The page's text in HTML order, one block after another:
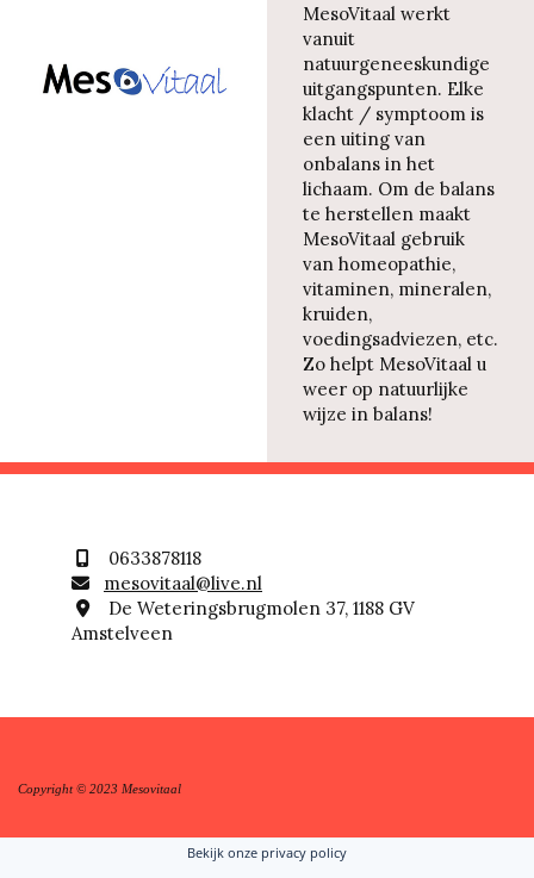
MesoVitaal werkt
vanuit
natuurgeneeskundige
uitgangspunten. Elke
klacht / symptoom is
een uiting van
onbalans in het
lichaam. Om de balans
te herstellen maakt
MesoVitaal gebruik
van homeopathie,
vitaminen, mineralen,
kruiden,
voedingsadviezen, etc.
Zo helpt MesoVitaal u
weer op natuurlijke
wijze in balans!
0633878118
 mesovitaal@live.nl
De Weteringsbrugmolen 37, 1188 GV
Amstelveen
Copyright © 2023 Mesovitaal
Bekijk onze privacy policy